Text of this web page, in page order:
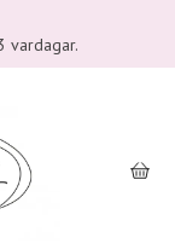
vardagar.